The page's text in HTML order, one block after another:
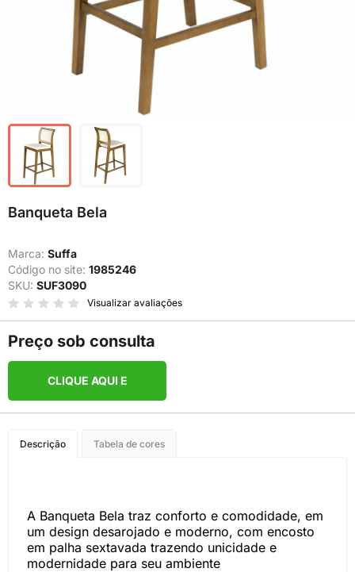
Banqueta Bela
Marca: Suffa
Código no site: 1985246
SKU: SUF3090
Visualizar avaliações
Preço sob consulta
CLIQUE AQUI E
Descrição Tabela de cores
A Banqueta Bela traz conforto e comodidade, em
um design desarojado e moderno, com encosto
em palha sextavada trazendo unicidade e
modernidade para seu ambiente